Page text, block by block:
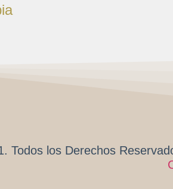
Todos los Derechos